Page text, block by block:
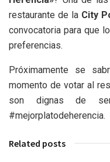
restaurante de la City
convocatoria para que
preferencias.
Próximamente se
momento de votar al
son dignas de
#mejorplatodeherencia.
Related posts